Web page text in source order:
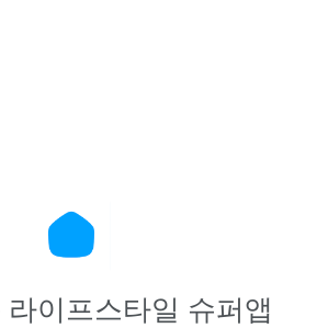
라이프스타일 슈퍼앱